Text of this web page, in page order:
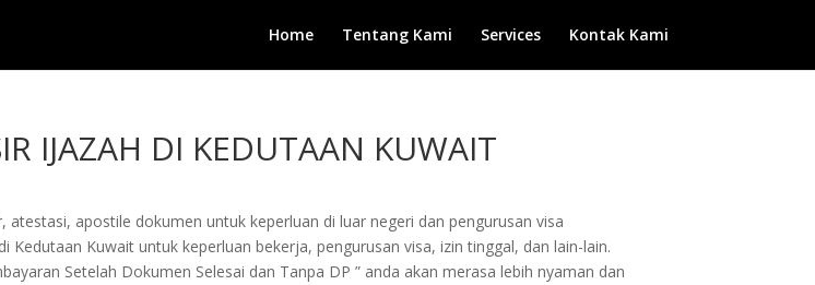
Home Tentang Kami Services Kontak Kami
IJAZAH DI KEDUTAAN KUWAIT
apostile dokumen untuk keperluan di luar negeri dan pengurusan visa
Kuwait untuk keperluan bekerja, pengurusan visa, izin tinggal, dan lain-lain.
Setelah Dokumen Selesai dan Tanpa DP ” anda akan merasa lebih nyaman dan